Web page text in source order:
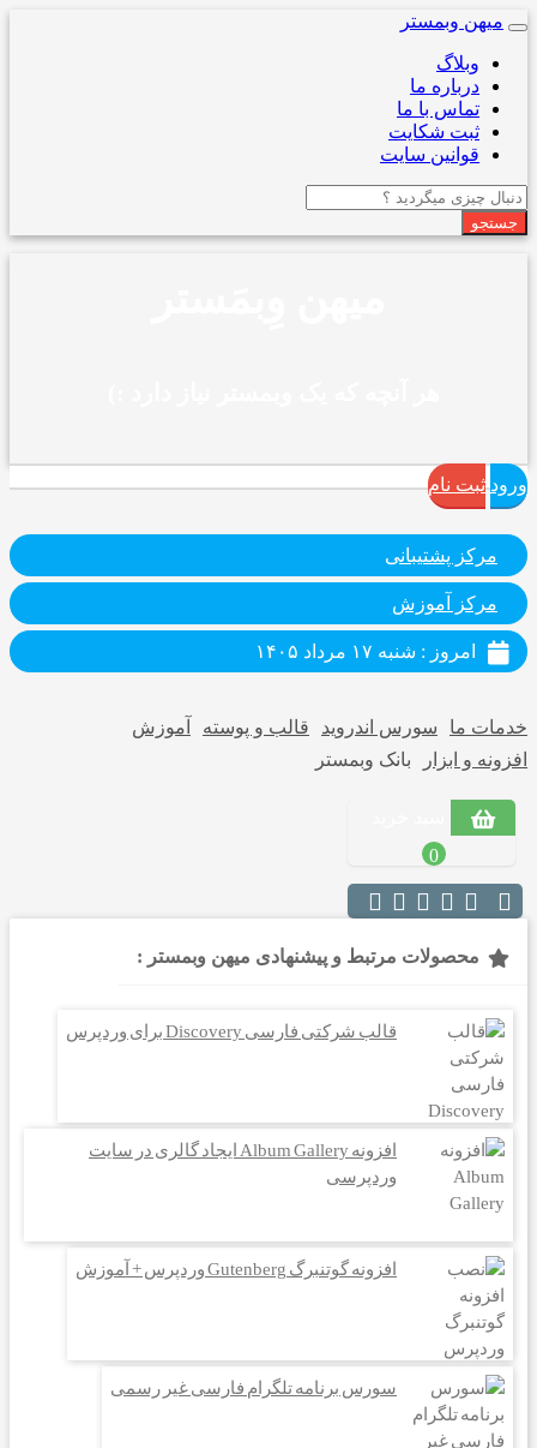
Toggle
navigation
میهن وبمستر
وبلاگ
درباره ما
تماس با ما
ثبت شکایت
قوانین سایت
جستجو
ورود ثبت نام
مرکز پشتیبانی
مرکز آموزش
امروز : شنبه ۱۷ مرداد ۱۴۰۵
خدمات ما سورس اندروید قالب و پوسته
آموزش
افزونه و ابزار
بانک وبمستر
0
محصولات مرتبط و پیشنهادی میهن وبمستر :
قالب شرکتی فارسی Discovery برای وردپرس
افزونه Album Gallery ایجاد گالری در سایت
وردپرسی
افزونه گوتنبرگ Gutenberg وردپرس + آموزش
سورس برنامه تلگرام فارسی غیر رسمی